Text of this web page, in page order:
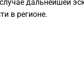
дальнейшей
в регионе.